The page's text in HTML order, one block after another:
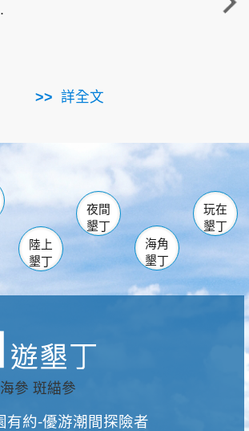
詳全文
走進
南仁湖
佳樂水
潭自然中心 森林遊樂區
瓊麻館 墾管處遊客中心
社頂公園 風吹沙
船帆石 龍磐公園
香蕉灣
砂島
鵝鑾鼻
陸上
墾丁
夜間
墾丁
海角
墾丁
玩在
墾丁
有約-優游潮間探險者